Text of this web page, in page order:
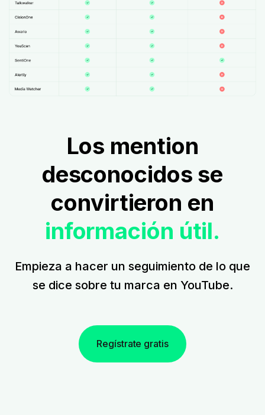
Los mention
desconocidos se
convirtieron en
información útil.
Empieza a hacer un seguimiento de lo que
se dice sobre tu marca en YouTube.
Regístrate gratis